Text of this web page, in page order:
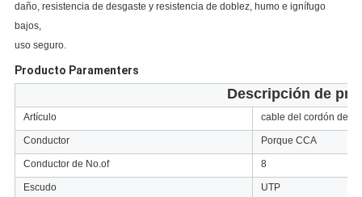
daño, resistencia de desgaste y resistencia de doblez, humo e ignífugo
bajos,
uso seguro.
Producto Paramenters
Descripción de
Artículo cable del cordón de
Conductor Porque CCA
Conductor de No.of 8
Escudo UTP